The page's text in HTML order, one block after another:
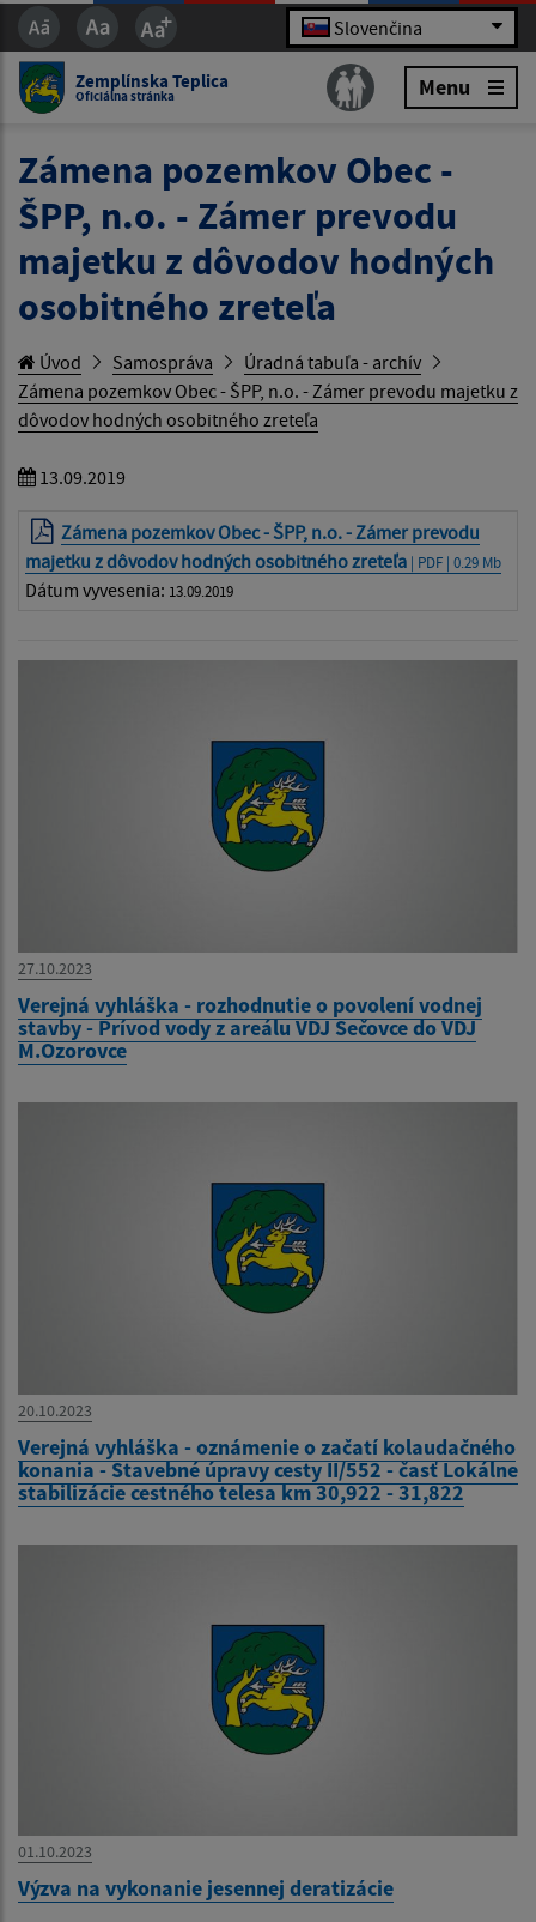
Slovenčina
Zemplínska Teplica
Oficiálna stránka Menu
Zámena pozemkov Obec -
ŠPP, n.o. - Zámer prevodu
majetku z dôvodov hodných
osobitného zreteľa
Úvod Samospráva
Úradná tabuľa - archív
Zámena pozemkov Obec - ŠPP, n.o. - Zámer prevodu majetku z
dôvodov hodných osobitného zreteľa
13.09.2019
Zámena pozemkov Obec - ŠPP, n.o. - Zámer prevodu
majetku z dôvodov hodných osobitného zreteľa | PDF | 0.29 Mb
Dátum vyvesenia: 13.09.2019
27.10.2023
Verejná vyhláška - rozhodnutie o povolení vodnej
stavby - Prívod vody z areálu VDJ Sečovce do VDJ
M.Ozorovce
20.10.2023
Verejná vyhláška - oznámenie o začatí kolaudačného
konania - Stavebné úpravy cesty II/552 - časť Lokálne
stabilizácie cestného telesa km 30,922 - 31,822
01.10.2023
Výzva na vykonanie jesennej deratizácie